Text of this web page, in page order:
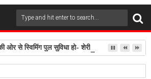
ओर से स्विमिंग पुल सुविधा हो- शेरी लुंड